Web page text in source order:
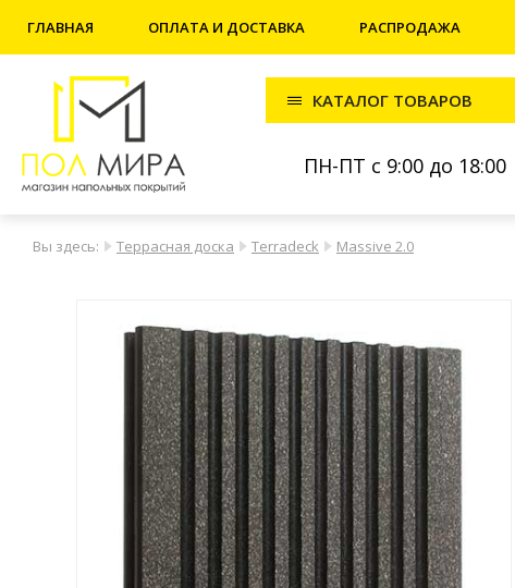
ГЛАВНАЯ ОПЛАТА И ДОСТАВКА РАСПРОДАЖА
КАТАЛОГ ТОВАРОВ
ПН-ПТ с 9:00 до 18:00
Вы здесь: Террасная доска Terradeck Massive 2.0